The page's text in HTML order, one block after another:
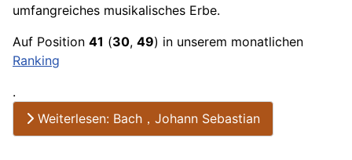
umfangreiches musikalisches Erbe.
Auf Position 41 (30, 49) in unserem monatlichen
Ranking
.
Weiterlesen: Bach，Johann Sebastian